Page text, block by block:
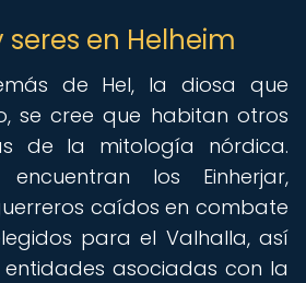
seres en Helheim
de Hel, la diosa que
se cree que habitan otros
de la mitología nórdica.
los Einherjar,
caídos en combate
para el Valhalla, así
asociadas con la